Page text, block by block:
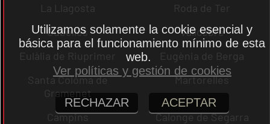
La Llagosta
Roda de Ter
Cubelles
Vallcebre
Eulàlia de Riuprimer
Eugènia de Berga
Santa Coloma de
Gramenet
Martorelles
Campins
Calonge de Segarra
Utilizamos solamente la cookie esencial y
básica para el funcionamiento mínimo de esta
web.
Ver políticas y gestión de cookies
RECHAZAR ACEPTAR